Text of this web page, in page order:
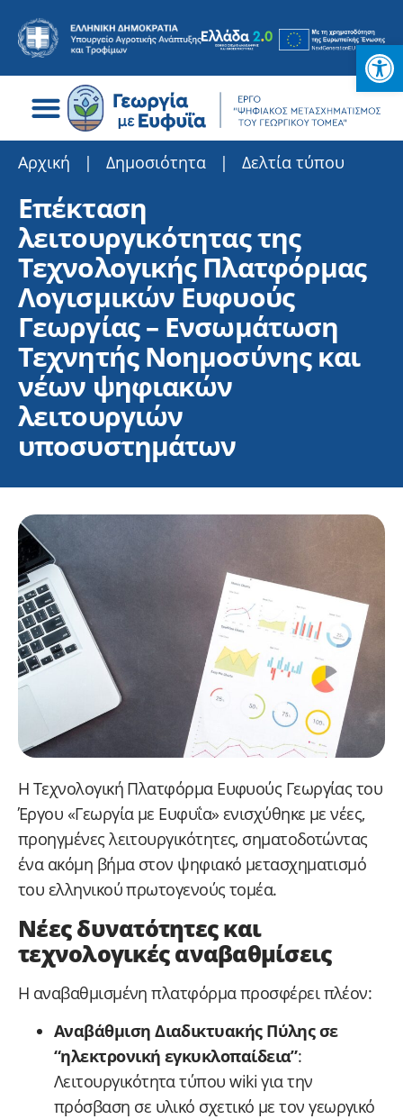
Αρχική | Δημοσιότητα | Δελτία τύπου
Επέκταση
λειτουργικότητας της
Τεχνολογικής Πλατφόρμας
Λογισμικών Ευφυούς
Γεωργίας – Ενσωμάτωση
Τεχνητής Νοημοσύνης και
νέων ψηφιακών
λειτουργιών
υποσυστημάτων
Η Τεχνολογική Πλατφόρμα Ευφυούς Γεωργίας του
Έργου «Γεωργία με Ευφυΐα» ενισχύθηκε με νέες,
προηγμένες λειτουργικότητες, σηματοδοτώντας
ένα ακόμη βήμα στον ψηφιακό μετασχηματισμό
του ελληνικού πρωτογενούς τομέα.
Νέες δυνατότητες και
τεχνολογικές αναβαθμίσεις
Η αναβαθμισμένη πλατφόρμα προσφέρει πλέον:
Αναβάθμιση Διαδικτυακής Πύλης σε
“ηλεκτρονική εγκυκλοπαίδεια”:
Λειτουργικότητα τύπου wiki για την
πρόσβαση σε υλικό σχετικό με τον γεωργικό